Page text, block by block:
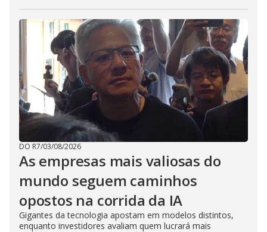
DO R7/03/08/2026
As empresas mais valiosas do
mundo seguem caminhos
opostos na corrida da IA
Gigantes da tecnologia apostam em modelos distintos,
enquanto investidores avaliam quem lucrará mais